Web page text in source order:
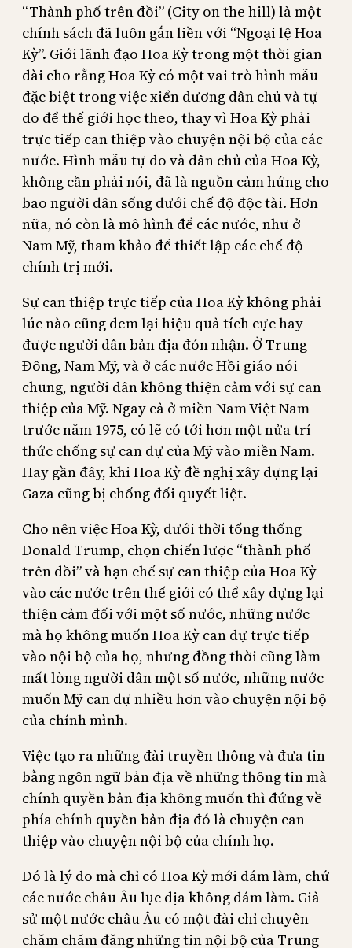
“Thành phố trên đồi” (City on the hill) là một
chính sách đã luôn gắn liền với “Ngoại lệ Hoa
Kỳ”. Giới lãnh đạo Hoa Kỳ trong một thời gian
dài cho rằng Hoa Kỳ có một vai trò hình mẫu
đặc biệt trong việc xiển dương dân chủ và tự
do để thế giới học theo, thay vì Hoa Kỳ phải
trực tiếp can thiệp vào chuyện nội bộ của các
nước. Hình mẫu tự do và dân chủ của Hoa Kỳ,
không cần phải nói, đã là nguồn cảm hứng cho
bao người dân sống dưới chế độ độc tài. Hơn
nữa, nó còn là mô hình để các nước, như ở
Nam Mỹ, tham khảo để thiết lập các chế độ
chính trị mới.
Sự can thiệp trực tiếp của Hoa Kỳ không phải
lúc nào cũng đem lại hiệu quả tích cực hay
được người dân bản địa đón nhận. Ở Trung
Đông, Nam Mỹ, và ở các nước Hồi giáo nói
chung, người dân không thiện cảm với sự can
thiệp của Mỹ. Ngay cả ở miền Nam Việt Nam
trước năm 1975, có lẽ có tới hơn một nửa trí
thức chống sự can dự của Mỹ vào miền Nam.
Hay gần đây, khi Hoa Kỳ đề nghị xây dựng lại
Gaza cũng bị chống đối quyết liệt.
Cho nên việc Hoa Kỳ, dưới thời tổng thống
Donald Trump, chọn chiến lược “thành phố
trên đồi” và hạn chế sự can thiệp của Hoa Kỳ
vào các nước trên thế giới có thể xây dựng lại
thiện cảm đối với một số nước, những nước
mà họ không muốn Hoa Kỳ can dự trực tiếp
vào nội bộ của họ, nhưng đồng thời cũng làm
mất lòng người dân một số nước, những nước
muốn Mỹ can dự nhiều hơn vào chuyện nội bộ
của chính mình.
Việc tạo ra những đài truyền thông và đưa tin
bằng ngôn ngữ bản địa về những thông tin mà
chính quyền bản địa không muốn thì đứng về
phía chính quyền bản địa đó là chuyện can
thiệp vào chuyện nội bộ của chính họ.
Đó là lý do mà chỉ có Hoa Kỳ mới dám làm, chứ
các nước châu Âu lục địa không dám làm. Giả
sử một nước châu Âu có một đài chỉ chuyên
chăm chăm đăng những tin nội bộ của Trung